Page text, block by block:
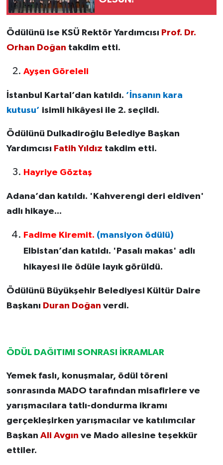
Ödülünü ise KSÜ Rektör Yardımcısı Prof. Dr.
Orhan Doğan takdim etti.
Ayşen Göreleli
İstanbul Kartal’dan katıldı. ’İnsanın kara
kutusu’ isimli hikâyesi ile 2. seçildi.
Ödülünü Dulkadiroğlu Belediye Başkan
Yardımcısı Fatih Yıldız takdim etti.
Hayriye Göztaş
Adana’dan katıldı. 'Kahverengi deri eldiven'
adlı hikaye...
Fadime Kiremit. (mansiyon ödülü)
Elbistan’dan katıldı. 'Pasalı makas' adlı
hikayesi ile ödüle layık görüldü.
Ödülünü Büyükşehir Belediyesi Kültür Daire
Başkanı Duran Doğan verdi.
ÖDÜL DAĞITIMI SONRASI İKRAMLAR
Yemek faslı, konuşmalar, ödül töreni
sonrasında MADO tarafından misafirlere ve
yarışmacılara tatlı-dondurma ikramı
gerçekleşirken yarışmacılar ve katılımcılar
Başkan Ali Avgın ve Mado ailesine teşekkür
ettiler.